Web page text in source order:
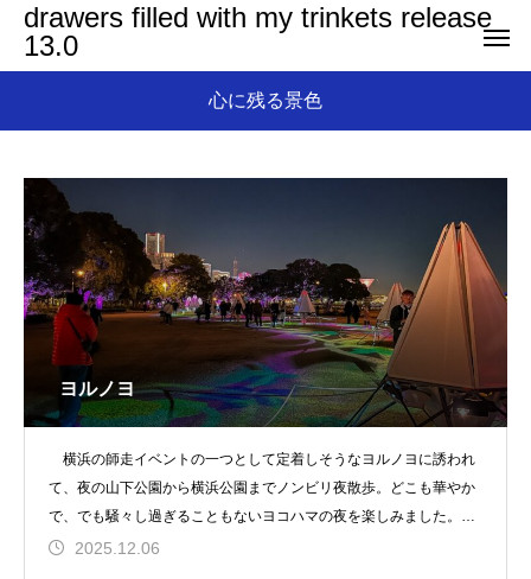
drawers filled with my trinkets release
13.0
心に残る景色
ヨルノヨ
横浜の師走イベントの一つとして定着しそうなヨルノヨに誘われ
て、夜の山下公園から横浜公園までノンビリ夜散歩。どこも華やか
で、でも騒々し過ぎることもないヨコハマの夜を楽しみました。
(さらに&helli
2025.12.06